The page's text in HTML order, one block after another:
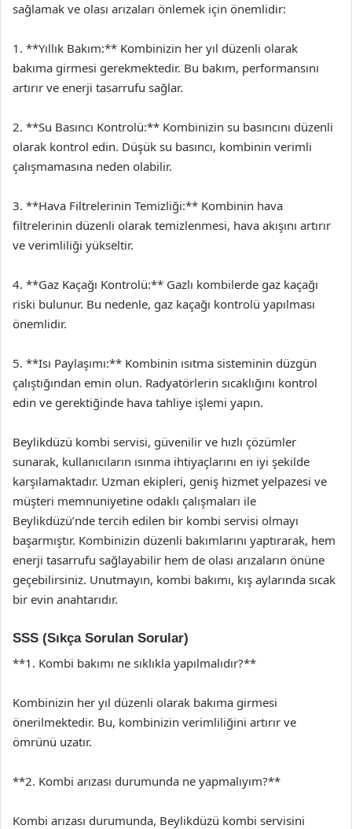
sağlamak ve olası arızaları önlemek için önemlidir:
1. **Yıllık Bakım:** Kombinizin her yıl düzenli olarak
bakıma girmesi gerekmektedir. Bu bakım, performansını
artırır ve enerji tasarrufu sağlar.
2. **Su Basıncı Kontrolü:** Kombinizin su basıncını düzenli
olarak kontrol edin. Düşük su basıncı, kombinin verimli
çalışmamasına neden olabilir.
3. **Hava Filtrelerinin Temizliği:** Kombinin hava
filtrelerinin düzenli olarak temizlenmesi, hava akışını artırır
ve verimliliği yükseltir.
4. **Gaz Kaçağı Kontrolü:** Gazlı kombilerde gaz kaçağı
riski bulunur. Bu nedenle, gaz kaçağı kontrolü yapılması
önemlidir.
5. **Isı Paylaşımı:** Kombinin ısıtma sisteminin düzgün
çalıştığından emin olun. Radyatörlerin sıcaklığını kontrol
edin ve gerektiğinde hava tahliye işlemi yapın.
Beylikdüzü kombi servisi, güvenilir ve hızlı çözümler
sunarak, kullanıcıların ısınma ihtiyaçlarını en iyi şekilde
karşılamaktadır. Uzman ekipleri, geniş hizmet yelpazesi ve
müşteri memnuniyetine odaklı çalışmaları ile
Beylikdüzü’nde tercih edilen bir kombi servisi olmayı
başarmıştır. Kombinizin düzenli bakımlarını yaptırarak, hem
enerji tasarrufu sağlayabilir hem de olası arızaların önüne
geçebilirsiniz. Unutmayın, kombi bakımı, kış aylarında sıcak
bir evin anahtarıdır.
SSS (Sıkça Sorulan Sorular)
**1. Kombi bakımı ne sıklıkla yapılmalıdır?**
Kombinizin her yıl düzenli olarak bakıma girmesi
önerilmektedir. Bu, kombinizin verimliliğini artırır ve
ömrünü uzatır.
**2. Kombi arızası durumunda ne yapmalıyım?**
Kombi arızası durumunda, Beylikdüzü kombi servisini